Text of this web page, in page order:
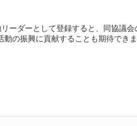
ーダーとして登録すると、同協議会
の振興に貢献することも期待できま